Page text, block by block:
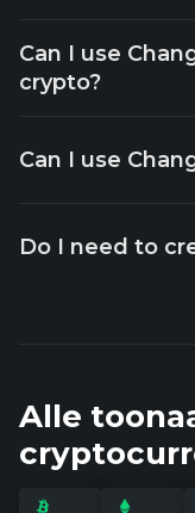
Can I use
crypto?
Can I use
Do I need to
Alle